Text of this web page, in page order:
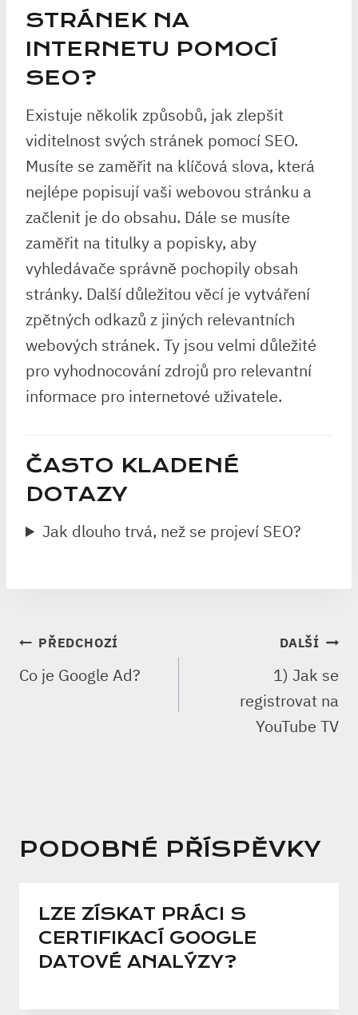
STRÁNEK NA
INTERNETU POMOCÍ
SEO?
Existuje několik způsobů, jak zlepšit
viditelnost svých stránek pomocí SEO.
Musíte se zaměřit na klíčová slova, která
nejlépe popisují vaši webovou stránku a
začlenit je do obsahu. Dále se musíte
zaměřit na titulky a popisky, aby
vyhledávače správně pochopily obsah
stránky. Další důležitou věcí je vytváření
zpětných odkazů z jiných relevantních
webových stránek. Ty jsou velmi důležité
pro vyhodnocování zdrojů pro relevantní
informace pro internetové uživatele.
ČASTO KLADENÉ
DOTAZY
Jak dlouho trvá, než se projeví SEO?
NAVIGACE
PRO
PŘEDCHOZÍ
Co je Google Ad?
DALŠÍ
1) Jak se
registrovat na
YouTube TV
PODOBNÉ PŘÍSPĚVKY
LZE ZÍSKAT PRÁCI S
CERTIFIKACÍ GOOGLE
DATOVÉ ANALÝZY?